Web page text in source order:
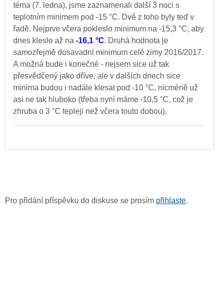
téma (7. ledna), jsme zaznamenali další 3 noci s
teplotním minimem pod -15 °C. Dvě z toho byly teď v
řadě. Nejprve včera pokleslo minimum na -15,3 °C, aby
dnes kleslo až na -16,1 °C. Druhá hodnota je
samozřejmě dosavadní minimum celé zimy 2016/2017.
A možná bude i konečné - nejsem sice už tak
přesvědčený jako dříve, ale v dalších dnech sice
minima budou i nadále klesat pod -10 °C, nicméně už
asi ne tak hluboko (třeba nyní máme -10,5 °C, což je
zhruba o 3 °C tepleji než včera touto dobou).
Pro přidání příspěvku do diskuse se prosím přihlaste.